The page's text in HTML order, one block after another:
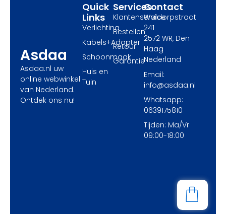
Asdaa
Asdaa.nl uw
online webwinkel
van Nederland.
Ontdek ons nu!
Services
Klantenservice
Bestellen
Retour
Garantie
Quick
Links
Verlichting
Kabels+Adapter
Schoonmaak
Huis en
Tuin
Contact
Waldorpstraat
241
2572 WR, Den
Haag
Nederland
Email:
info@asdaa.nl
Whatsapp:
0639175810
Tijden: Ma/Vr
09:00-18:00